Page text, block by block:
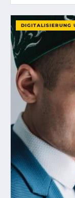
DIGITALISIERUNG